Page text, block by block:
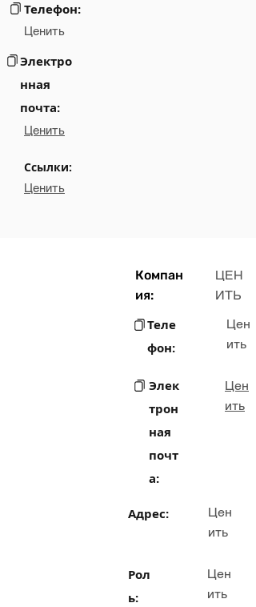
Телефон:
Ценить
Электро
нная
почта:
Ценить
Ссылки:
Ценить
Компан
ия:
ЦЕН
ИТЬ
Теле
фон:
Цен
ить
Элек
трон
ная
почт
а:
Цен
ить
Адрес:
Цен
ить
Рол
ь:
Цен
ить